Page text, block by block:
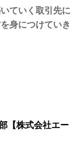
ていく取引先に
身につけていき
【株式会社エー